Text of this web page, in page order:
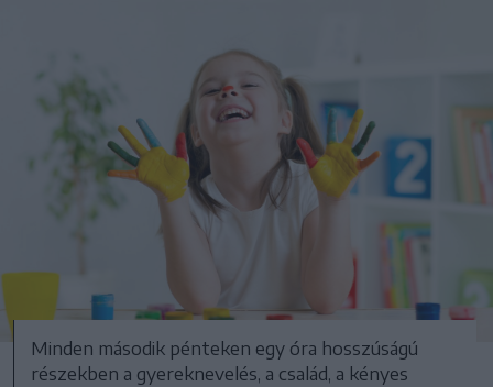
Minden második pénteken egy óra hosszúságú
részekben a gyereknevelés, a család, a kényes